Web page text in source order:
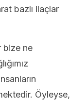
bazlı ilaçlar
bize ne
Öyleyse,